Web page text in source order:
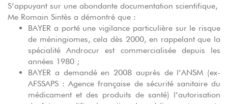
S’appuyant sur une abondante documentation scientifique,
Me Romain Sintès a démontré que :
BAYER a porté une vigilance particulière sur le risque
de méningiomes, cela dès 2000, en rappelant que la
spécialité Androcur est commercialisée depuis les
années 1980 ;
BAYER a demandé en 2008 auprès de l’ANSM (ex-
AFSSAPS : Agence française de sécurité sanitaire du
médicament et des produits de santé) l’autorisation